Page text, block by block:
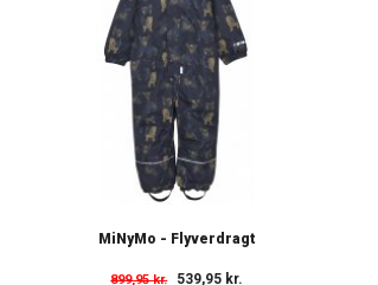
MiNyMo - Flyverdragt
899,95 kr. 539,95 kr.